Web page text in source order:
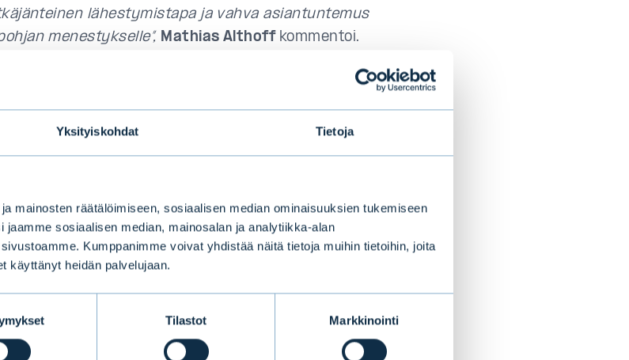
Yksityiskohdat Tietoja
mainosten räätälöimiseen, sosiaalisen median ominaisuuksien tukemiseen
sosiaalisen median, mainosalan ja analytiikka-alan
Kumppanimme voivat yhdistää näitä tietoja muihin tietoihin, joita
käyttänyt heidän palvelujaan.
Tilastot Markkinointi
lähestymistapa ja vahva asiantuntemus
menestykselle”, Mathias Althoff kommentoi.
Evlin tavoitetta palvella asiakkaita entistä paremmin
tulee työskentelemään kehittyvien ja
2013 alkaen.Burton Flynnja Ivan
aiemmin rahaston sijoitusneuvonantajina,
Advisoreiksi.
tiimiään vastatakseen entistä paremmin
Olemme innoissamme, että Mathias liittyy tiimiin ja